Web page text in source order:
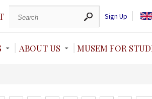
Sign Up
ABOUT US MUSEM FOR